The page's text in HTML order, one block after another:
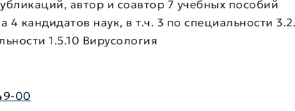
автор и соавтор 7 учебных пособий
4 кандидатов наук, в т.ч. 3 по специальности
1.5.10 Вирусология
00